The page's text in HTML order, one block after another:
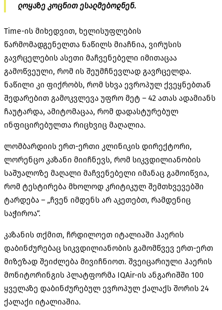
ლოყაზე კოცნით ესალმებოდნენ.
Time-ის მიხედვით, ხელისუფლების
წარმომადგენელთა ნაწილს მიაჩნია, ვირუსის
გავრცელების ასეთი მაჩვენებელი იმითაცაა
გამოწვეული, რომ ის შეუმჩნევლად გავრცელდა.
ნაწილი კი ფიქრობს, რომ სხვა ევროპულ ქვეყნებთან
შედარებით გამოკვლევა უფრო მეტ – 42 ათას ადამიანს
ჩაუტარდა, ამიტომაცაა, რომ დადასტურებულ
ინფიცირებულთა რიცხვიც მაღალია.
ლომბარდიის ერთ-ერთი კლინიკის დირექტორი,
ლორენცო კაზანი მიიჩნევს, რომ სიკვდილიანობის
საშუალოზე მაღალი მაჩვენებელი იმანაც გამოიწვია,
რომ ტესტირება მხოლოდ კრიტიკულ შემთხვევებში
ტარდება – „ჩვენ იმდენს არ აკეთებთ, რამდენიც
საჭიროა“.
კაზანის თქმით, ჩრდილოეთ იტალიაში ჰაერის
დაბინძურებაც სიკვდილიანობის გამომწვევ ერთ-ერთ
მიზეზად შეიძლება მივიჩნიოთ. შვეიცარიული ჰაერის
მონიტორინგის პლატფორმა IQAir-ის ანგარიშში 100
ყველაზე დაბინძურებულ ევროპულ ქალაქს შორის 24
ქალაქი იტალიაშია.